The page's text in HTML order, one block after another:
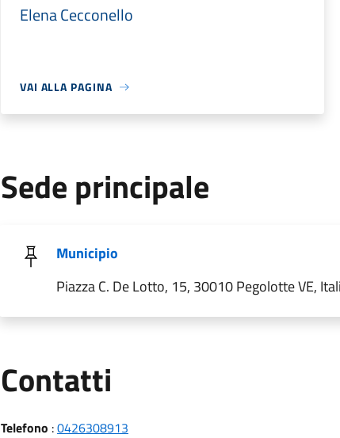
Elena Cecconello
VAI ALLA PAGINA
Sede principale
Municipio
Piazza C. De Lotto, 15, 30010 Pegolotte VE,
Contatti
Telefono :0426308913